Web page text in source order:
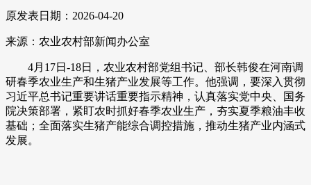
原发表日期：2026-04-20
来源：农业农村部新闻办公室
4月17日-18日，农业农村部党组书记、部长韩俊在河南调
研春季农业生产和生猪产业发展等工作。他强调，要深入贯彻
习近平总书记重要讲话重要指示精神，认真落实党中央、国务
院决策部署，紧盯农时抓好春季农业生产，夯实夏季粮油丰收
基础；全面落实生猪产能综合调控措施，推动生猪产业内涵式
发展。